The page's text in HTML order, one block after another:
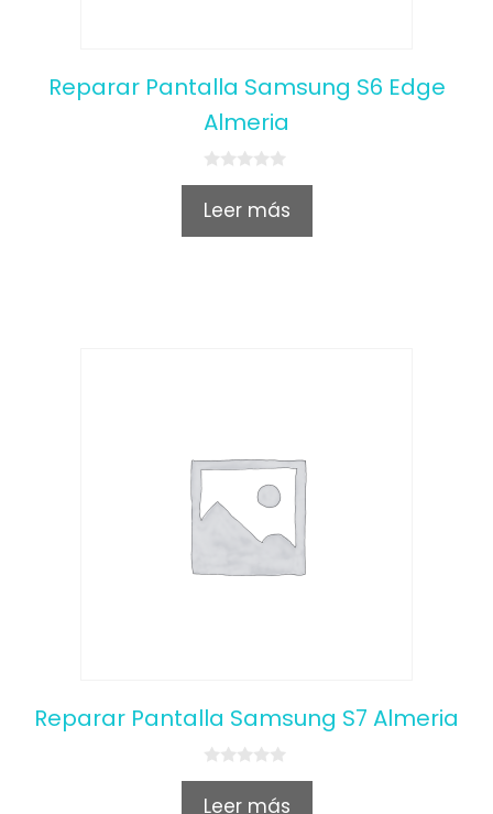
Reparar Pantalla Samsung S6 Edge
Almeria
0
u
Leer más
Reparar Pantalla Samsung S7 Almeria
0
u
Leer más